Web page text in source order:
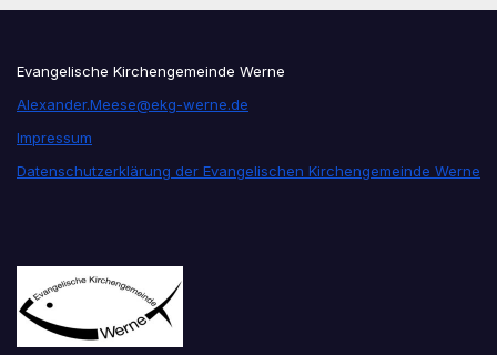
Evangelische Kirchengemeinde Werne
Alexander.Meese@ekg-werne.de
Impressum
Datenschutzerklärung der Evangelischen Kirchengemeinde Werne